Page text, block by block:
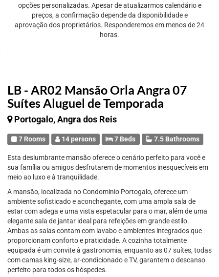
LB - AR02 Mansão Orla Angra 07
Suítes Aluguel de Temporada
Portogalo, Angra dos Reis
7 Rooms 14 persons 7 Beds 7.5 Bathrooms
Esta deslumbrante mansão oferece o cenário perfeito para você e
sua família ou amigos desfrutarem de momentos inesquecíveis em
meio ao luxo e à tranquilidade.
A mansão, localizada no Condomínio Portogalo, oferece um
ambiente sofisticado e aconchegante, com uma ampla sala de
estar com adega e uma vista espetacular para o mar, além de uma
elegante sala de jantar ideal para refeições em grande estilo.
Ambas as salas contam com lavabo e ambientes integrados que
proporcionam conforto e praticidade. A cozinha totalmente
equipada é um convite à gastronomia, enquanto as 07 suítes, todas
com camas king-size, ar-condicionado e TV, garantem o descanso
perfeito para todos os hóspedes.
opções personalizadas. Apesar de atualizarmos calendário e
preços, a confirmação depende da disponibilidade e
aprovação dos proprietários. Responderemos em menos de 24
horas.